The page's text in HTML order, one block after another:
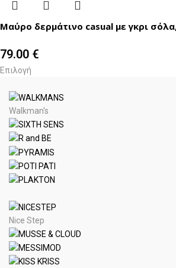
Μαύρο δερμάτινο casual με γκρι
79.00 €
Επιλογή
Walkman's
Nice Step